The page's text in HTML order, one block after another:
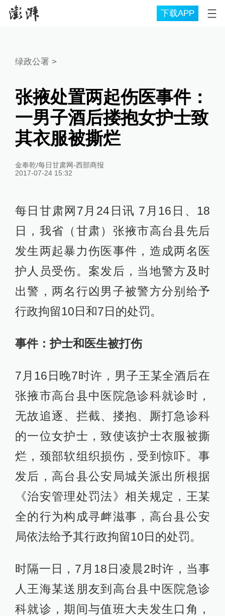
下载APP
绿政公署 >
张掖处置两起伤医事件：
一男子酒后搂抱女护士致
其衣服被撕烂
金奉乾/每日甘肃网-西部商报
2017-07-24 15:32
每日甘肃网7月24日讯 7月16日、18
日，我省（甘肃）张掖市高台县先后
发生两起暴力伤医事件，造成两名医
护人员受伤。案发后，当地警方及时
出警，两名行凶男子被警方分别给予
行政拘留10日和7日的处罚。
事件：护士和医生被打伤
7月16日晚7时许，男子王某全酒后在
张掖市高台县中医院急诊科就诊时，
无故追逐、拦截、搂抱、厮打急诊科
的一位女护士，致使该护士衣服被撕
烂，颈部软组织损伤，受到惊吓。事
发后，高台县公安局城关派出所根据
《治安管理处罚法》相关规定，王某
全的行为构成寻衅滋事，高台县公安
局依法给予其行政拘留10日的处罚。
时隔一日，7月18日凌晨2时许，当事
人王海某送朋友到高台县中医院急诊
科就诊，期间与值班大夫发生口角，